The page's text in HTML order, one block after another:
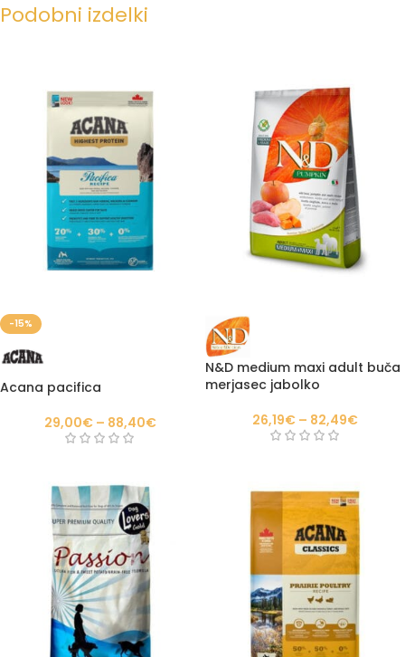
Podobni izdelki
-15%
Acana pacifica
29,00€ – 88,40€
N&D medium maxi adult buča
merjasec jabolko
26,19€ – 82,49€